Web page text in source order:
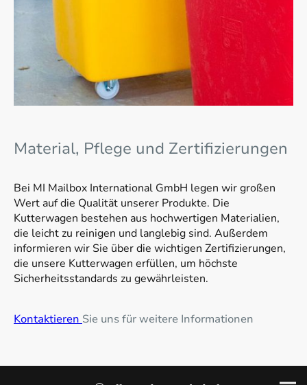
Material, Pflege und Zertifizierungen
Bei MI Mailbox International GmbH legen wir großen
Wert auf die Qualität unserer Produkte. Die
Kutterwagen bestehen aus hochwertigen Materialien,
die leicht zu reinigen und langlebig sind. Außerdem
informieren wir Sie über die wichtigen Zertifizierungen,
die unsere Kutterwagen erfüllen, um höchste
Sicherheitsstandards zu gewährleisten.
Kontaktieren Sie uns für weitere Informationen